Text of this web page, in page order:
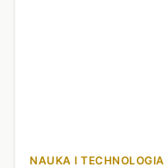
NAUKA I TECHNOLOGIA